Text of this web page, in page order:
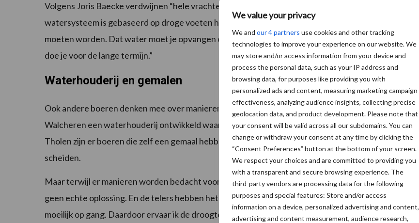
We value your privacy
We and our 4 partners use cookies and other tracking
technologies to improve your experience on our website. We
may store and/or access information from your device and
process the personal data, such as your IP address and
browsing data, for purposes like providing you with
personalized ads and content, measuring marketing campaign
effectiveness, analyzing audience insights, collecting precise
geolocation data, and product development. Please note that
your consent will be valid across all our subdomains. You can
change or withdraw your consent at any time by clicking the
“Consent Preferences” button at the bottom of your screen.
We respect your choices and are committed to providing you
with a transparent and secure browsing experience. The
third-party vendors are processing data for the following
purposes and special features: Store and/or access
information on a device, personalized advertising and content,
advertising and content measurement, audience research,
Volgens Joris Baecke verdwijnen “hele vrachten” zoet water in de Westerschelde. “Het
watersysteem is gebaseerd op droge voeten houden, maar in zomer zou water niet snel afgevoerd
moeten worden. Dat water moet je opvangen of omleiden. Dat vergt forse investeringen, maar die
doe je voor de lange termijn.”
Waterhouderij en gemalen
Ook andere boeren denken mee over manieren om het tekort aan zoet water op te lossen. Zo is er op
Walcheren een waterhouderij ontwikkeld waarbij afstroom van duinwater beter wordt benut. En op
Tholen zijn er boeren die zelf een gemaal hebben gemaakt om zoute en zoete polders van elkaar te
scheiden.
Maar terwijl er manieren worden bedacht voor hoe om te gaan met het zoetwatertekort, is er nog
geen echte oplossing. En de telers hebben het moeilijk. “Door het droge voorjaar kwam de teelt heel
moeilijk op gang. Daardoor ervaar ik de droogte als nog ingrijpender dan in 2018, toen het ook heel